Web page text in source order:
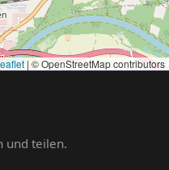
| © OpenStreetMap contributors
und teilen.